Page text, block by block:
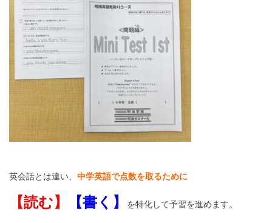
英会話とは違い、 中学英語で点数を取るために
【読む】 【書く】 を特化して予習を進めます。